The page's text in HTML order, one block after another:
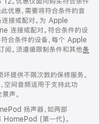
优惠，需要将符合条件的音
接或配对。为 Apple
连接或配对。符合条件的设
合条件的设备，每个 Apple
阅。须遵循限制条件和其他条
提供不限次数的保修服务。
间音频适用于支持此功
声。
扬声器，如两部
(第一代)。